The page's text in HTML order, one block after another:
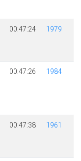
00:47:24 1979
00:47:26 1984
00:47:38 1961